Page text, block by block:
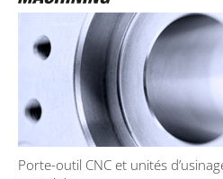
Porte-outil CNC et unités